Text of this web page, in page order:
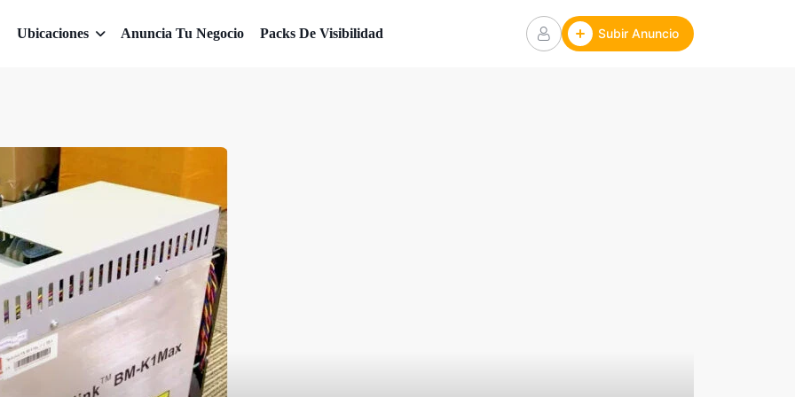
Ubicaciones Anuncia Tu Negocio Packs De Visibilidad Subir Anuncio